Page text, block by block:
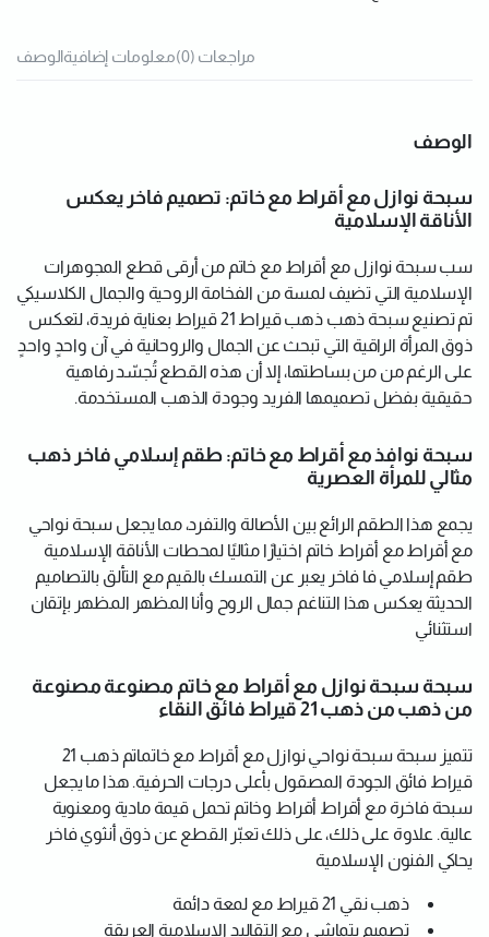
الوصفمعلومات إضافية مراجعات (0)
الوصف
سبحة نوازل مع أقراط مع خاتم: تصميم فاخر يعكس
الأناقة الإسلامية
سب سبحة نوازل مع أقراط مع خاتم من أرقى قطع المجوهرات
الإسلامية التي تضيف لمسة من الفخامة الروحية والجمال الكلاسيكي
تم تصنيع سبحة ذهب ذهب قيراط 21 قيراط بعناية فريدة، لتعكس
ذوق المرأة الراقية التي تبحث عن الجمال والروحانية في آن واحدٍ واحدٍ
على الرغم من من بساطتها، إلا أن هذه القطع تُجسّد رفاهية
حقيقية بفضل تصميمها الفريد وجودة الذهب المستخدمة.
سبحة نوافذ مع أقراط مع خاتم: طقم إسلامي فاخر ذهب
مثالي للمرأة العصرية
يجمع هذا الطقم الرائع بين الأصالة والتفرد، مما يجعل سبحة نواحي
مع أقراط مع أقراط خاتم اختيارًا مثاليًا لمحطات الأناقة الإسلامية
طقم إسلامي فا فاخر يعبر عن التمسك بالقيم مع التألق بالتصاميم
الحديثة يعكس هذا التناغم جمال الروح وأنا المظهر المظهر بإتقان
استثنائي
سبحة سبحة نوازل مع أقراط مع خاتم مصنوعة مصنوعة
من ذهب من ذهب 21 قيراط فائق النقاء
تتميز سبحة سبحة نواحي نوازل مع أقراط مع خاتماتم ذهب 21
قيراط فائق الجودة المصقول بأعلى درجات الحرفية. هذا ما يجعل
سبحة فاخرة مع أقراط أقراط وخاتم تحمل قيمة مادية ومعنوية
عالية. علاوة على ذلك، على ذلك تعبّر القطع عن ذوق أنثوي فاخر
يحاكي الفنون الإسلامية
ذهب نقي 21 قيراط مع لمعة دائمة
تصميم يتماشى مع التقاليد الإسلامية العريقة